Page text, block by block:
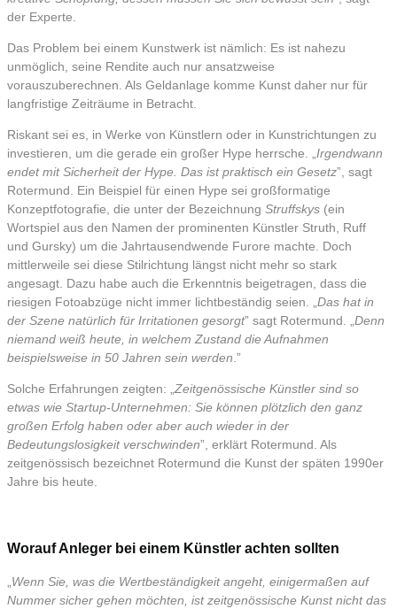
der Experte.
Das Problem bei einem Kunstwerk ist nämlich: Es ist nahezu
unmöglich, seine Rendite auch nur ansatzweise
vorauszuberechnen. Als Geldanlage komme Kunst daher nur für
langfristige Zeiträume in Betracht.
Riskant sei es, in Werke von Künstlern oder in Kunstrichtungen zu
investieren, um die gerade ein großer Hype herrsche. „Irgendwann
endet mit Sicherheit der Hype. Das ist praktisch ein Gesetz”, sagt
Rotermund. Ein Beispiel für einen Hype sei großformatige
Konzeptfotografie, die unter der Bezeichnung Struffskys (ein
Wortspiel aus den Namen der prominenten Künstler Struth, Ruff
und Gursky) um die Jahrtausendwende Furore machte. Doch
mittlerweile sei diese Stilrichtung längst nicht mehr so stark
angesagt. Dazu habe auch die Erkenntnis beigetragen, dass die
riesigen Fotoabzüge nicht immer lichtbeständig seien. „Das hat in
der Szene natürlich für Irritationen gesorgt” sagt Rotermund. „Denn
niemand weiß heute, in welchem Zustand die Aufnahmen
beispielsweise in 50 Jahren sein werden.”
Solche Erfahrungen zeigten: „Zeitgenössische Künstler sind so
etwas wie Startup-Unternehmen: Sie können plötzlich den ganz
großen Erfolg haben oder aber auch wieder in der
Bedeutungslosigkeit verschwinden”, erklärt Rotermund. Als
zeitgenössisch bezeichnet Rotermund die Kunst der späten 1990er
Jahre bis heute.
Worauf Anleger bei einem Künstler achten sollten
Wenn Sie, was die Wertbeständigkeit angeht, einigermaßen auf
Nummer sicher gehen möchten, ist zeitgenössische Kunst nicht das